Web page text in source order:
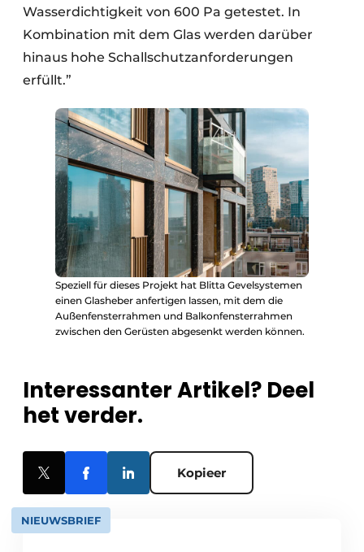
Wasserdichtigkeit von 600 Pa getestet. In
Kombination mit dem Glas werden darüber
hinaus hohe Schallschutzanforderungen
erfüllt.”
Speziell für dieses Projekt hat Blitta Gevelsystemen
einen Glasheber anfertigen lassen, mit dem die
Außenfensterrahmen und Balkonfensterrahmen
zwischen den Gerüsten abgesenkt werden können.
Interessanter Artikel? Deel
het verder.
Kopieer
NIEUWSBRIEF